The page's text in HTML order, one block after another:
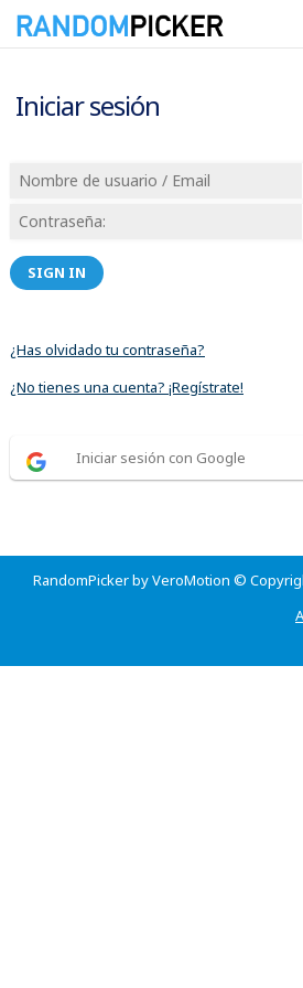
Iniciar sesión
SIGN IN
¿Has olvidado tu contraseña?
¿No tienes una cuenta? ¡Regístrate!
Iniciar sesión con Google
RandomPicker by VeroMotion ©